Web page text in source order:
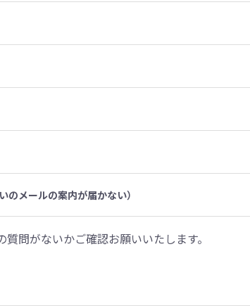
メールの案内が届かない）
質問がないかご確認お願いいたします。